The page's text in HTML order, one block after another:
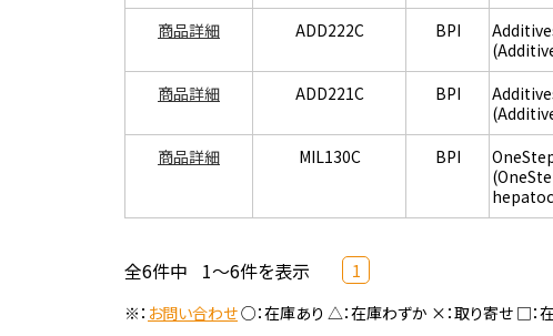
商品詳細 ADD222C BPI
商品詳細 ADD221C BPI
商品詳細 MIL130C BPI
全6件中 1～6件を表示 1
※： お問い合わせ○：在庫あり △：在庫わずか ×：取り寄せ □：